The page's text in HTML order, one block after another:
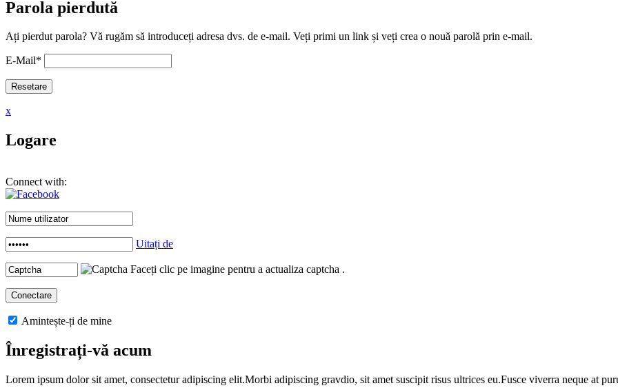
Parola pierdută
Ați pierdut parola? Vă rugăm să introduceți adresa dvs. de e-mail. Veți primi un link și veți crea o nouă parolă prin e-mail.
E-Mail*
x
Logare
Connect with:
Uitați de
Faceți clic pe imagine pentru a actualiza captcha .
Amintește-ți de mine
Înregistrați-vă acum
Lorem ipsum dolor sit amet, consectetur adipiscing elit.Morbi adipiscing gravdio, sit amet suscipit risus ultrices eu.Fusce viverra neque at